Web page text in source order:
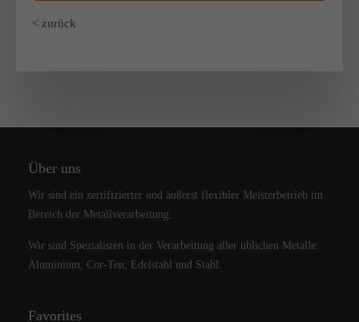
< zurück
Über uns
Wir sind ein zertifizierter und äußerst flexibler Meisterbetrieb im
Bereich der Metallverarbeitung.
Wir sind Spezialisten in der Verarbeitung aller üblichen Metalle:
Aluminium, Cor-Ten, Edelstahl und Stahl.
Favorites